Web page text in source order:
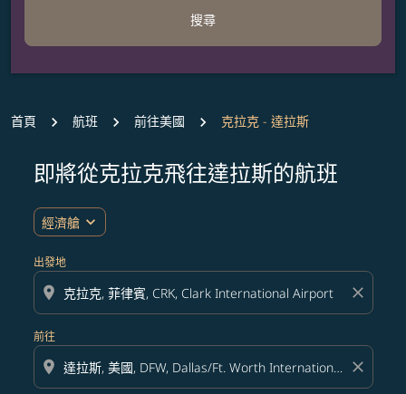
搜尋
首頁 航班 前往美國 克拉克 - 達拉斯
即將從克拉克飛往達拉斯的航班
經濟艙 expand_more
出發地
location_on close
前往
location_on close
無符合您設定條件的票價，請調整篩選條件。